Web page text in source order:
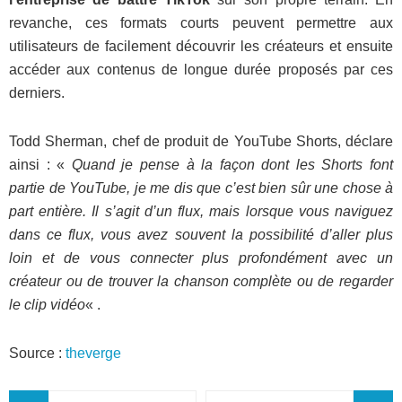
revanche, ces formats courts peuvent permettre aux
utilisateurs de facilement découvrir les créateurs et ensuite
accéder aux contenus de longue durée proposés par ces
derniers.
Todd Sherman, chef de produit de YouTube Shorts, déclare
ainsi : « Quand je pense à la façon dont les Shorts font
partie de YouTube, je me dis que c’est bien sûr une chose à
part entière. Il s’agit d’un flux, mais lorsque vous naviguez
dans ce flux, vous avez souvent la possibilité d’aller plus
loin et de vous connecter plus profondément avec un
créateur ou de trouver la chanson complète ou de regarder
le clip vidéo« .
Source : theverge